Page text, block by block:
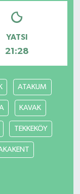
YATSI
21:28
ATAKUM
KAVAK
TEKKEKÖY